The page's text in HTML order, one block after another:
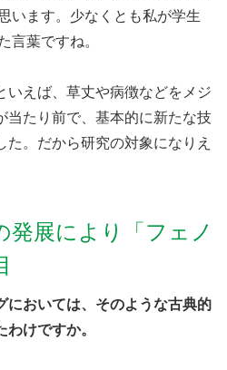
います。少なくとも私が学生
言葉ですね。
いえば、草丈や病徴などをメジ
当たり前で、基本的に新たな技
。だから研究の対象になりえ
発展により「フェノ
おいては、そのような古典的
けですか。